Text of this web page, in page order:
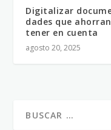
Digitalizar
dades que
tener en cuenta
agosto 20, 2025